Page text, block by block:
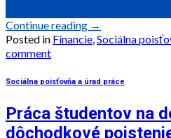
Continue reading →
Posted in Financie,Sociálna
comment
Sociálna poisťovňa a úrad práce
Práca študentov na
dôchodkové